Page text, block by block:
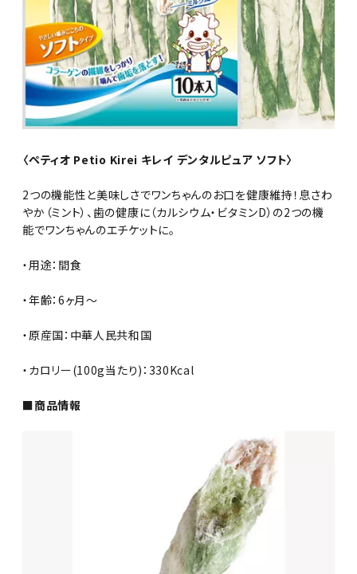
〈ペティオ Petio Kirei キレイ デンタルピュア ソフト〉
2つの機能性と美味しさでワンちゃんのお口を健康維持！息さわ
やか（ミント）、歯の健康に（カルシウム・ビタミンD）の2つの機
能でワンちゃんのエチケットに。
・用途：間食
・年齢：6ヶ月～
・原産国：中華人民共和国
・カロリー(100g当たり)：330Kcal
■商品情報